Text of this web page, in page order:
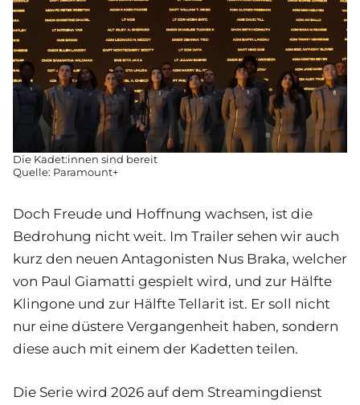
Die Kadet:innen sind bereit
Quelle: Paramount+
Doch Freude und Hoffnung wachsen, ist die
Bedrohung nicht weit. Im Trailer sehen wir auch
kurz den neuen Antagonisten Nus Braka, welcher
von Paul Giamatti gespielt wird, und zur Hälfte
Klingone und zur Hälfte Tellarit ist. Er soll nicht
nur eine düstere Vergangenheit haben, sondern
diese auch mit einem der Kadetten teilen.
Die Serie wird 2026 auf dem Streamingdienst